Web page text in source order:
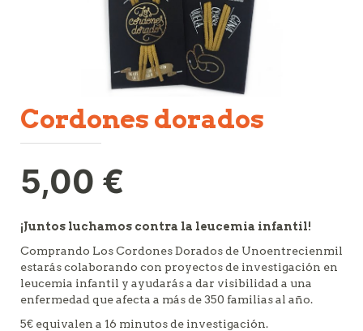
cordones dorados
5,00 €
¡Juntos luchamos contra la leucemia infantil!
Comprando Los Cordones Dorados de Unoentrecienmil
estarás colaborando con proyectos de investigación en
leucemia infantil y ayudarás a dar visibilidad a una
enfermedad que afecta a más de 350 familias al año.
5€ equivalen a 16 minutos de investigación.